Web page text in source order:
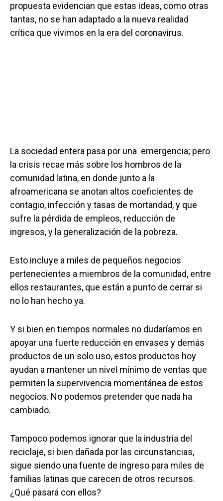
propuesta evidencian que estas ideas, como otras
tantas, no se han adaptado a la nueva realidad
crítica que vivimos en la era del coronavirus.
La sociedad entera pasa por una emergencia; pero
la crisis recae más sobre los hombros de la
comunidad latina, en donde junto a la
afroamericana se anotan altos coeficientes de
contagio, infección y tasas de mortandad, y que
sufre la pérdida de empleos, reducción de
ingresos, y la generalización de la pobreza.
Esto incluye a miles de pequeños negocios
pertenecientes a miembros de la comunidad, entre
ellos restaurantes, que están a punto de cerrar si
no lo han hecho ya.
Y si bien en tiempos normales no dudaríamos en
apoyar una fuerte reducción en envases y demás
productos de un solo uso, estos productos hoy
ayudan a mantener un nivel mínimo de ventas que
permiten la supervivencia momentánea de estos
negocios. No podemos pretender que nada ha
cambiado.
Tampoco podemos ignorar que la industria del
reciclaje, si bien dañada por las circunstancias,
sigue siendo una fuente de ingreso para miles de
familias latinas que carecen de otros recursos.
¿Qué pasará con ellos?